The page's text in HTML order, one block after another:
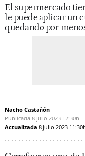
El supermercado
le puede aplicar un
quedando por
Nacho Castañón
Publicada 8 julio 2023 12:30h
Actualizada 8 julio 2023 11:30h